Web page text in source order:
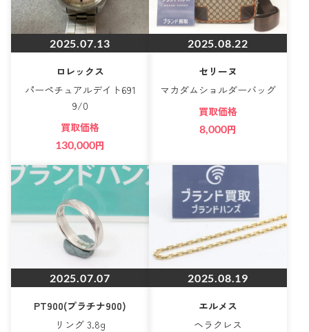
2025.07.13
ロレックス
パーペチュアルデイト691
9/0
買取価格
130,000円
2025.08.22
セリーヌ
マカダムショルダーバッグ
買取価格
8,000円
2025.07.07
PT900(プラチナ900)
リング 3.8g
2025.08.19
エルメス
ヘラクレス